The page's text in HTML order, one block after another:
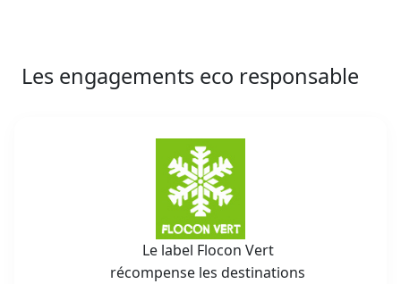
Les engagements eco responsable
Le label Flocon Vert
récompense les destinations